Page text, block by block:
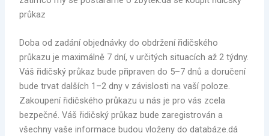
průkaz
Doba od zadání objednávky do obdržení řidičského
průkazu je maximálně 7 dní, v určitých situacích až 2 týdny.
Váš řidičský průkaz bude připraven do 5–7 dnů a doručení
bude trvat dalších 1–2 dny v závislosti na vaší poloze.
Zakoupení řidičského průkazu u nás je pro vás zcela
bezpečné. Váš řidičský průkaz bude zaregistrován a
všechny vaše informace budou vloženy do databáze.dá